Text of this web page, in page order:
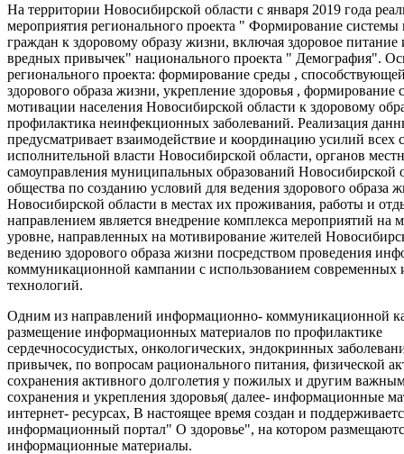
На территории Новосибирской области с января 2019 года
мероприятия регионального проекта " Формирование
граждан к здоровому образу жизни, включая здоровое питание
вредных привычек" национального проекта " Демография".
регионального проекта: формирование среды ,
здорового образа жизни, укрепление здоровья , формирование
мотивации населения Новосибирской области к здоровому
профилактика неинфекционных заболеваний. Реализация
предусматривает взаимодействие и координацию усилий всех
исполнительной власти Новосибирской области, органов
самоуправления муниципальных образований Новосибирской
общества по созданию условий для ведения здорового образа
Новосибирской области в местах их проживания, работы и
направлением является внедрение комплекса мероприятий на
уровне, направленных на мотивирование жителей
ведению здорового образа жизни посредством проведения
коммуникационной кампании с использованием
технологий.
Одним из направлений информационно- коммуникационной
размещение информационных материалов по профилактике
сердечнососудистых, онкологических, эндокринных
привычек, по вопросам рационального питания, физической
сохранения активного долголетия у пожилых и другим
сохранения и укрепления здоровья( далее- информационные
интернет- ресурсах, В настоящее время создан и
информационный портал" О здоровье", на котором
информационные материалы.